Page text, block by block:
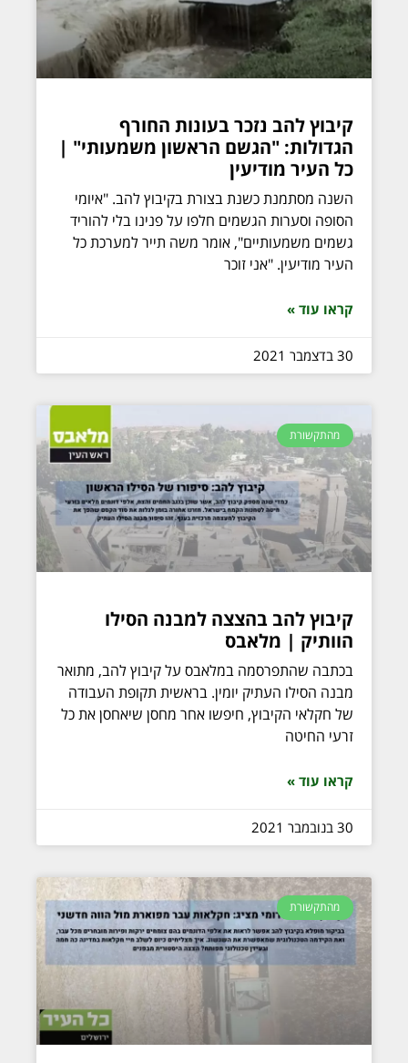
קיבוץ להב נזכר בעונות החורף
הגדולות: "הגשם הראשון משמעותי" |
כל העיר מודיעין
השנה מסתמנת כשנת בצורת בקיבוץ להב. "איומי
הסופה וסערות הגשמים חלפו על פנינו בלי להוריד
גשמים משמעותיים", אומר משה תייר למערכת כל
העיר מודיעין. "אני זוכר
קראו עוד »
30 בדצמבר 2021
מהתקשורת
קיבוץ להב בהצצה למבנה הסילו
הוותיק | מלאבס
בכתבה שהתפרסמה במלאבס על קיבוץ להב, מתואר
מבנה הסילו העתיק יומין. בראשית תקופת העבודה
של חקלאי הקיבוץ, חיפשו אחר מחסן שיאחסן את כל
זרעי החיטה
קראו עוד »
30 בנובמבר 2021
מהתקשורת